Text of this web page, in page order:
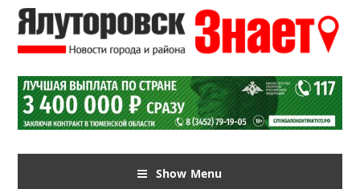
Show Menu